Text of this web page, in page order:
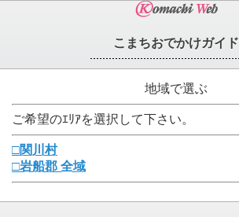
こまちおでかけガイド
地域で選ぶ
ご希望のｴﾘｱを選択して下さい。
□関川村
□岩船郡 全域